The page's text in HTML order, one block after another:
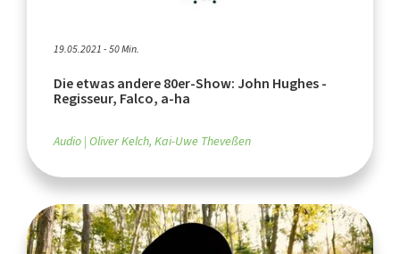
19.05.2021 - 50 Min.
Die etwas andere 80er-Show: John Hughes -
Regisseur, Falco, a-ha
Audio Oliver Kelch, Kai-Uwe Theveßen